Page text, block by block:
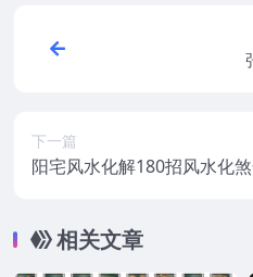
下一篇
阳宅风水化解180招风水化
相关文章